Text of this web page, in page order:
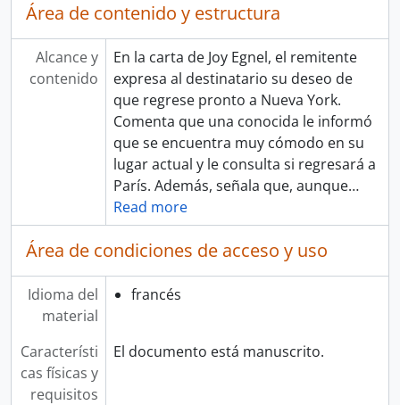
Área de contenido y estructura
Alcance y
contenido
En la carta de Joy Egnel, el remitente
expresa al destinatario su deseo de
que regrese pronto a Nueva York.
Comenta que una conocida le informó
que se encuentra muy cómodo en su
lugar actual y le consulta si regresará a
París. Además, señala que, aunque…
Read more
Área de condiciones de acceso y uso
Idioma del
material
francés
Característi
cas físicas y
requisitos
El documento está manuscrito.